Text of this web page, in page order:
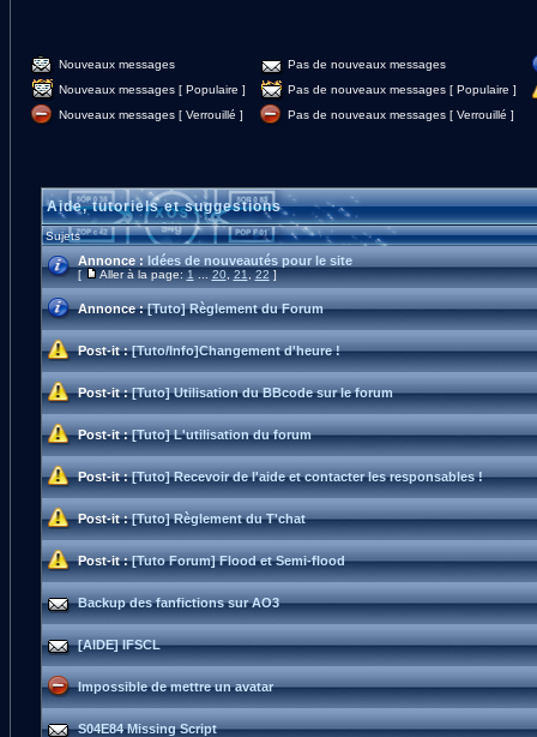
Nouveaux messages
Pas de nouveaux messages
Nouveaux messages [ Populaire ]
Pas de nouveaux messages [ Populaire ]
Nouveaux messages [ Verrouillé ]
Pas de nouveaux messages [ Verrouillé ]
Aide, tutoriels et suggestions
Sujets
Annonce : Idées de nouveautés pour le site
[ Aller à la page:1...20,21,22]
Annonce : [Tuto] Règlement du Forum
Post-it : [Tuto/Info]Changement d'heure !
Post-it : [Tuto] Utilisation du BBcode sur le forum
Post-it : [Tuto] L'utilisation du forum
Post-it : [Tuto] Recevoir de l'aide et contacter les responsables !
Post-it : [Tuto] Règlement du T'chat
Post-it : [Tuto Forum] Flood et Semi-flood
Backup des fanfictions sur AO3
[AIDE] IFSCL
Impossible de mettre un avatar
S04E84 Missing Script